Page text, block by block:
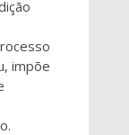
impõe